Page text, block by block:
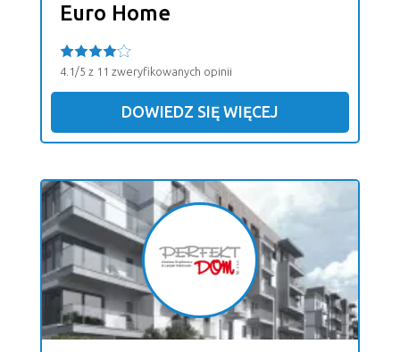
Euro Home
4.1/5 z 11 zweryfikowanych opinii
DOWIEDZ SIĘ WIĘCEJ